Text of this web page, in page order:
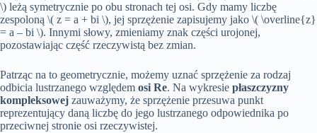
\) leżą symetrycznie po obu stronach tej osi. Gdy mamy liczbę
zespoloną \( z = a + bi \), jej sprzężenie zapisujemy jako \( \overline{z}
= a – bi \). Innymi słowy, zmieniamy znak części urojonej,
pozostawiając część rzeczywistą bez zmian.
Patrząc na to geometrycznie, możemy uznać sprzężenie za rodzaj
odbicia lustrzanego względem osi Re. Na wykresie płaszczyzny
kompleksowej zauważymy, że sprzężenie przesuwa punkt
reprezentujący daną liczbę do jego lustrzanego odpowiednika po
przeciwnej stronie osi rzeczywistej.